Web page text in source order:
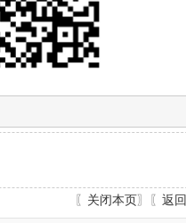
〖 关闭本页〗〖 返